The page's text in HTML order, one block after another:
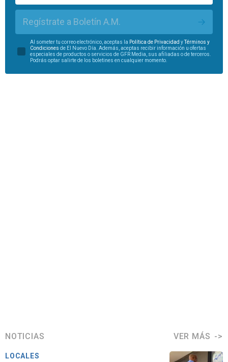
Regístrate a Boletín A.M.
Al someter tu correo electrónico, aceptas la Política de Privacidad yTérminos y
Condiciones de El Nuevo Día. Además, aceptas recibir información u ofertas
especiales de productos o servicios de GFR Media, sus afiliadas o de terceros.
Podrás optar salirte de los boletines en cualquier momento.
NOTICIAS VER MÁS
LOCALES